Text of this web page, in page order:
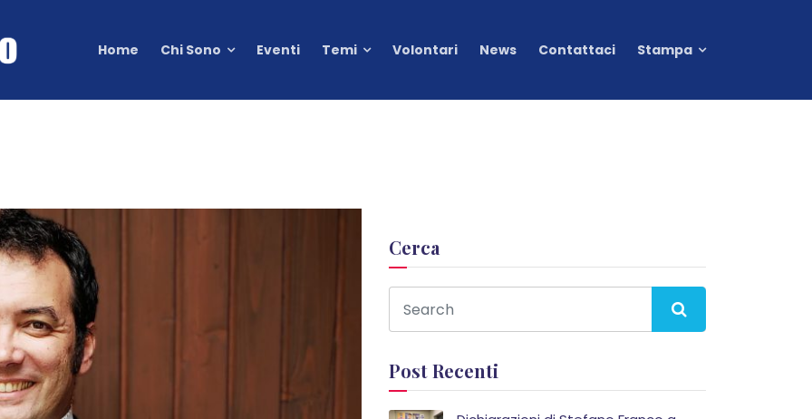
Home Chi Sono Eventi Temi Volontari News Contattaci Stampa
Cerca
Post Recenti